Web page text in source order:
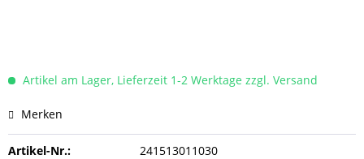
Artikel am Lager, Lieferzeit 1-2 Werktage zzgl. Versand
Merken
Artikel-Nr.: 241513011030